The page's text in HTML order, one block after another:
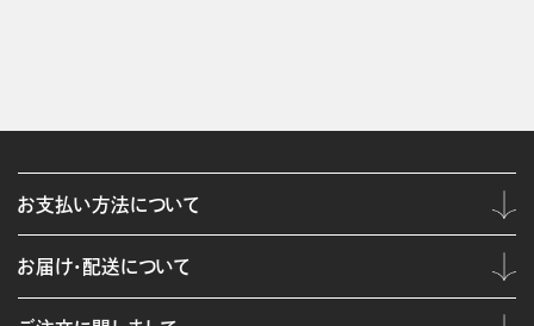
お支払い方法について
お届け・配送について